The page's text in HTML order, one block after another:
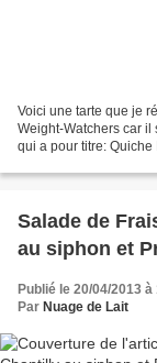
Voici une tarte que je
Weight-Watchers car il
qui a pour titre:
Salade de
au siphon et
Publié le 20/04/2013 à
Par Nuage de Lait